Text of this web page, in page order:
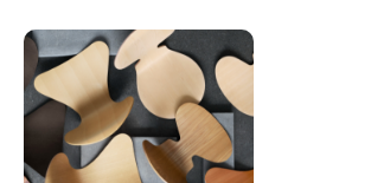
Blog
About us
for Business